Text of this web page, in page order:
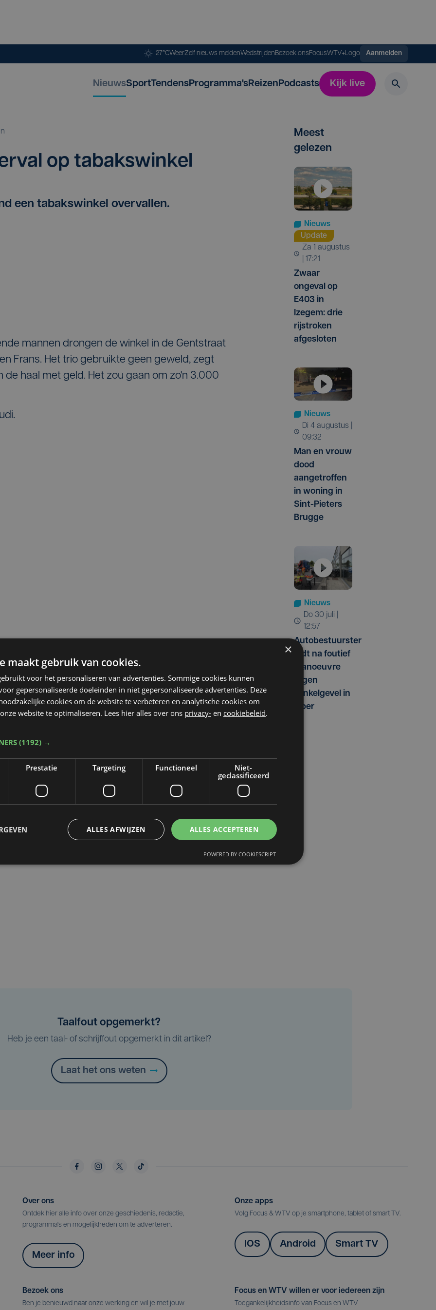
27°CWeerZelf nieuws meldenWedstrijdenBezoek onsFocusWTV+Logo Aanmelden
NieuwsSportTendensProgramma'sReizenPodcasts Kijk live
op tabakswinkel
een tabakswinkel overvallen.
mannen drongen de winkel in de Gentstraat
Frans. Het trio gebruikte geen geweld, zegt
de haal met geld. Het zou gaan om zo'n 3.000
Meest
gelezen
Nieuws
Update
za 1 augustus
| 17:21
Zwaar
ongeval op
E403 in
Izegem: drie
rijstroken
afgesloten
Nieuws
di 4 augustus |
09:32
Man en vrouw
dood
aangetroffen
in woning in
Sint-Pieters
Brugge
Nieuws
do 30 juli |
12:57
Autobestuurster
rijdt na foutief
manoeuvre
tegen
winkelgevel in
Ieper
Taalfout opgemerkt?
Heb je een taal- of schrijffout opgemerkt in dit artikel?
Laat het ons weten
Over ons
Ontdek hier alle info over onze geschiedenis, redactie,
programma's en mogelijkheden om te adverteren.
Meer info
Onze apps
Volg Focus & WTV op je smartphone, tablet of smart TV.
IOS Android Smart TV
Bezoek ons
Ben je benieuwd naar onze werking en wil je met jouw
Focus en WTV willen er voor iedereen zijn
Toegankelijkheidsinfo van Focus en WTV
×
maakt gebruik van cookies.
voor het personaliseren van advertenties. Sommige cookies kunnen
gepersonaliseerde doeleinden in niet gepersonaliseerde advertenties. Deze
cookies om de website te verbeteren en analytische cookies om
website te optimaliseren. Lees hier alles over ons privacy- en cookiebeleid.
(1192) →
Prestatie Targeting Functioneel
Niet-
geclassificeerd
ALLES ACCEPTEREN
ALLES AFWIJZEN
POWERED BY COOKIESCRIPT